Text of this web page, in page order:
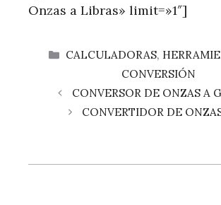
Onzas a Libras» limit=»1″]
CATEGORÍAS
CALCULADORAS,
CONVERSIÓN
CONVERSOR DE ONZAS A
CONVERTIDOR DE